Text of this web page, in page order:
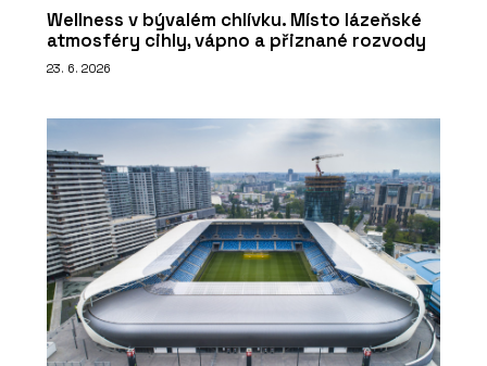
Wellness v bývalém chlívku. Místo lázeňské
atmosféry cihly, vápno a přiznané rozvody
23. 6. 2026